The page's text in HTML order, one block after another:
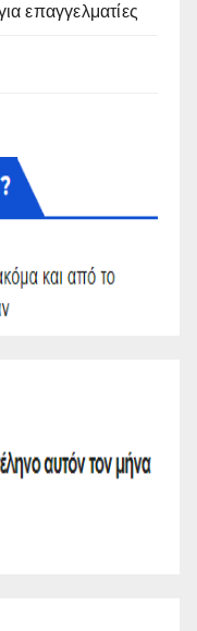
επαγγελματίες